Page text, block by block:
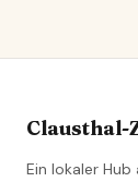
Ein lokaler Hub